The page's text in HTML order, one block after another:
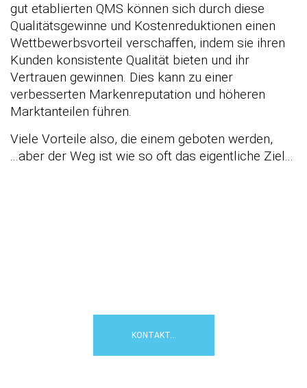
gut etablierten QMS können sich durch diese
Qualitätsgewinne und Kostenreduktionen einen
Wettbewerbsvorteil verschaffen, indem sie ihren
Kunden konsistente Qualität bieten und ihr
Vertrauen gewinnen. Dies kann zu einer
verbesserten Markenreputation und höheren
Marktanteilen führen.
Viele Vorteile also, die einem geboten werden,
...aber der Weg ist wie so oft das eigentliche Ziel...
KONTAKT...